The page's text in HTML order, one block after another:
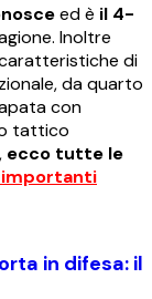
ed è il 4-
Inoltre
di
da quarto
con
tattico
ecco tutte le
importanti
in difesa: il